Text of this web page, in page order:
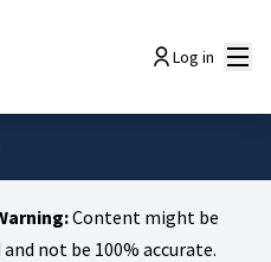
Log in
Content might be
not be 100% accurate.